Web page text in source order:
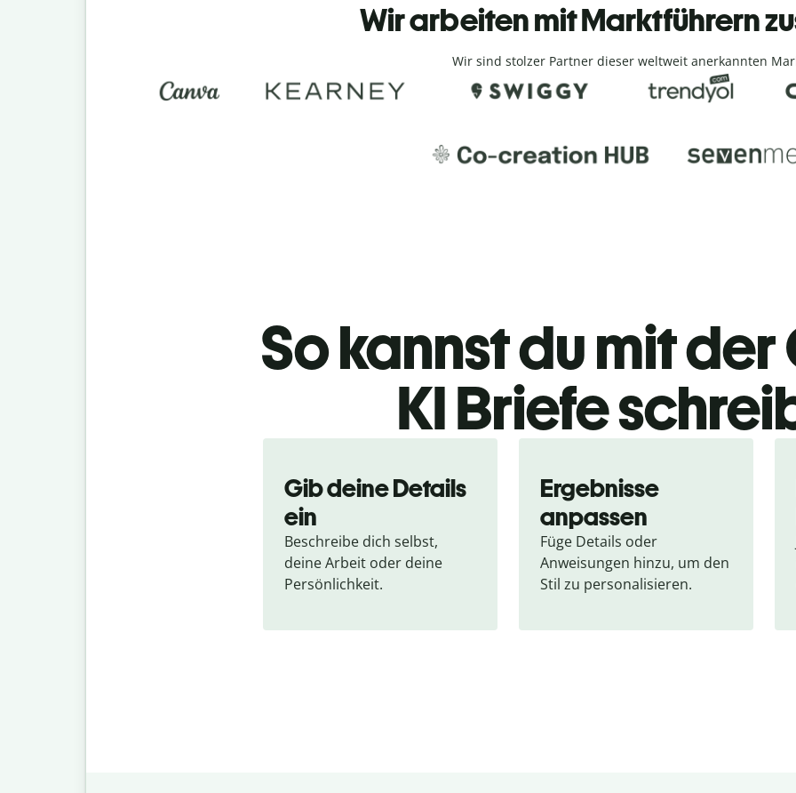
Wir arbeiten mit Marktführern
Wir sind stolzer Partner dieser weltweit anerkannten
So kannst du mit
KI Briefe
Gib deine Details
ein
Beschreibe dich selbst,
deine Arbeit oder deine
Persönlichkeit.
Ergebnisse
anpassen
Füge Details oder
Anweisungen hinzu, um den
Stil zu personalisieren.